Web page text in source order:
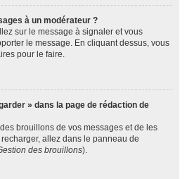
à un modérateur ?
sur le message à signaler et vous
le message. En cliquant dessus, vous
pour le faire.
» dans la page de rédaction de
brouillons de vos messages et de les
allez dans le panneau de
des brouillons).